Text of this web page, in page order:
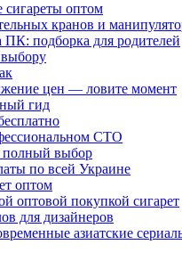
оптом
кранов и
ПК: подборка для родителей
цен — ловите момент
гид
СТО
полный выбор
по всей Украине
оптом
оптовой покупкой сигарет
для дизайнеров
азиатские